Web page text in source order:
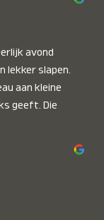
avond
lekker slapen.
aan kleine
geeft. Die